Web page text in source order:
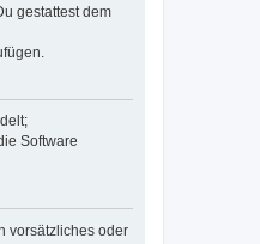
gestattest dem
Software
vorsätzliches oder